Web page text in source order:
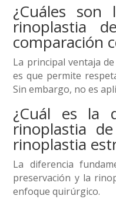
¿Cuáles
rinoplastia
comparación
La principal ventaja
es que permite
Sin embargo, no es
¿Cuál es la
rinoplastia
rinoplastia
La diferencia
preservación y la
enfoque quirúrgico.